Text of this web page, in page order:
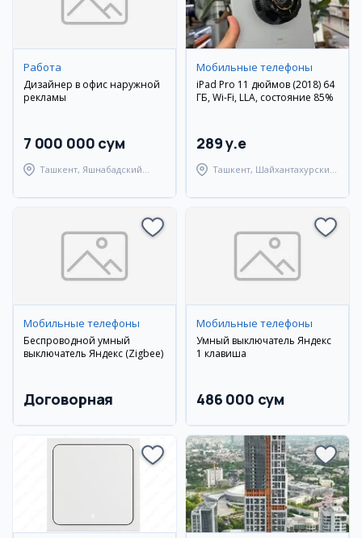
Работа
Дизайнер в офис наружной
рекламы
7 000 000 сум
Ташкент, Яшнабадский
Мобильные телефоны
iPad Pro 11 дюймов (2018) 64
ГБ, Wi-Fi, LLA, состояние 85%
289 y.e
Ташкент, Шайхантахурский
Мобильные телефоны
Беспроводной умный
выключатель Яндекс (Zigbee)
Договорная
Мобильные телефоны
Умный выключатель Яндекс
1 клавиша
486 000 сум